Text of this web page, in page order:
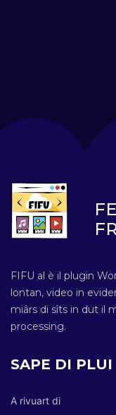
FIFU al è il plugin
lontan, video in
miârs di sîts in dut il
processing.
SAPE DI PLUI
A rivuart di